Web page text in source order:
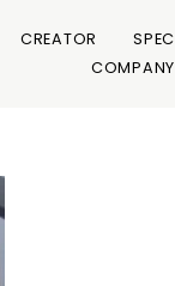
CREATOR
SPEC
COMPANY